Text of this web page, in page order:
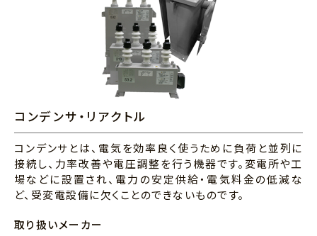
コンデンサ・リアクトル
コンデンサとは、電気を効率良く使うために負荷と並列に
接続し、力率改善や電圧調整を行う機器です。変電所や工
場などに設置され、電力の安定供給・電気料金の低減な
ど、受変電設備に欠くことのできないものです。
取り扱いメーカー